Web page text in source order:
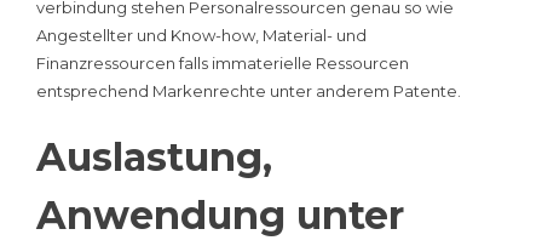
verbindung stehen Personalressourcen genau so wie
Angestellter und Know-how, Material- und
Finanzressourcen falls immaterielle Ressourcen
entsprechend Markenrechte unter anderem Patente.
Auslastung,
Anwendung unter